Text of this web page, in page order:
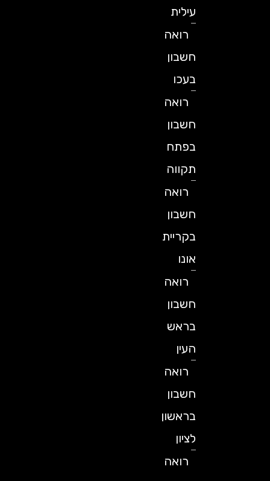
עילית
רואה
חשבון
בעכו
רואה
חשבון
בפתח
תקווה
רואה
חשבון
בקריית
רואה
חשבון
בראש
רואה
חשבון
בראשון
רואה